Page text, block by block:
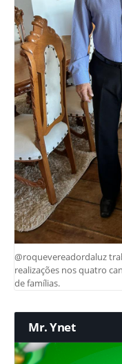
@roquevereadordaluz
realizações nos quatro
de famílias.
Mr. Ynet